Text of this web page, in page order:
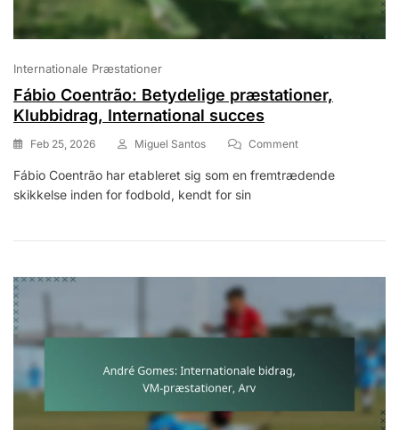
Internationale Præstationer
Fábio Coentrão: Betydelige præstationer,
Klubbidrag, International succes
Feb 25, 2026 Miguel Santos CommentOn
Coentrão:
International
Fábio Coentrão har etableret sig som en fremtrædende
skikkelse inden for fodbold, kendt for sin